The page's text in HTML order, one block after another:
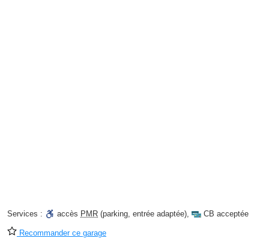
Services : accès PMR (parking, entrée adaptée), CB acceptée
Recommander ce garage